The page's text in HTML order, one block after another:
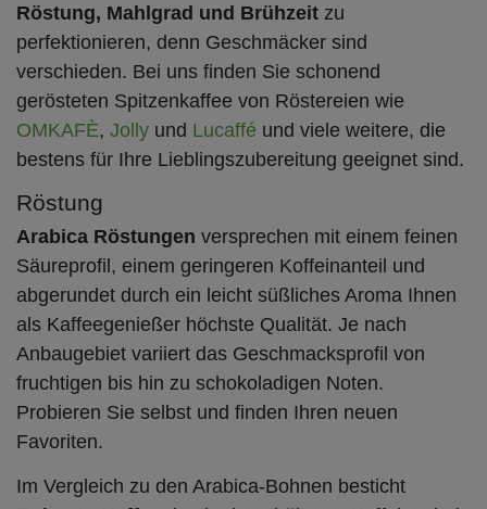
Röstung, Mahlgrad und Brühzeit zu
perfektionieren, denn Geschmäcker sind
verschieden. Bei uns finden Sie schonend
gerösteten Spitzenkaffee von Röstereien wie
OMKAFÈ, Jolly und Lucaffé und viele weitere, die
bestens für Ihre Lieblingszubereitung geeignet sind.
Röstung
Arabica Röstungen versprechen mit einem feinen
Säureprofil, einem geringeren Koffeinanteil und
abgerundet durch ein leicht süßliches Aroma Ihnen
als Kaffeegenießer höchste Qualität. Je nach
Anbaugebiet variiert das Geschmacksprofil von
fruchtigen bis hin zu schokoladigen Noten.
Probieren Sie selbst und finden Ihren neuen
Favoriten.
Im Vergleich zu den Arabica-Bohnen besticht